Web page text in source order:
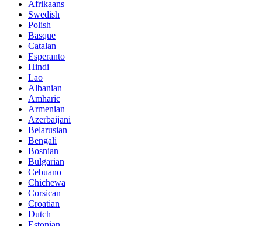
Afrikaans
Swedish
Polish
Basque
Catalan
Esperanto
Hindi
Lao
Albanian
Amharic
Armenian
Azerbaijani
Belarusian
Bengali
Bosnian
Bulgarian
Cebuano
Chichewa
Corsican
Croatian
Dutch